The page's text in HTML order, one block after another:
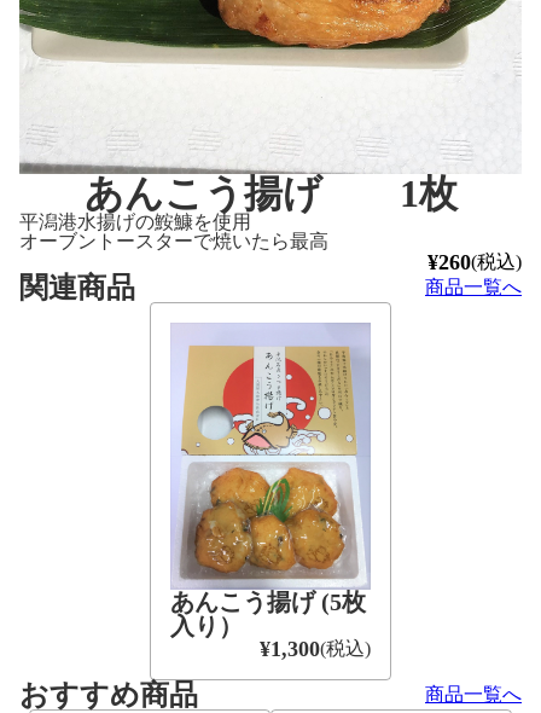
あんこう揚げ 1枚
平潟港水揚げの鮟鱇を使用
オーブントースターで焼いたら最高
¥260(税込)
関連商品 商品一覧へ
あんこう揚げ (5枚
入り）
¥1,300(税込)
おすすめ商品 商品一覧へ